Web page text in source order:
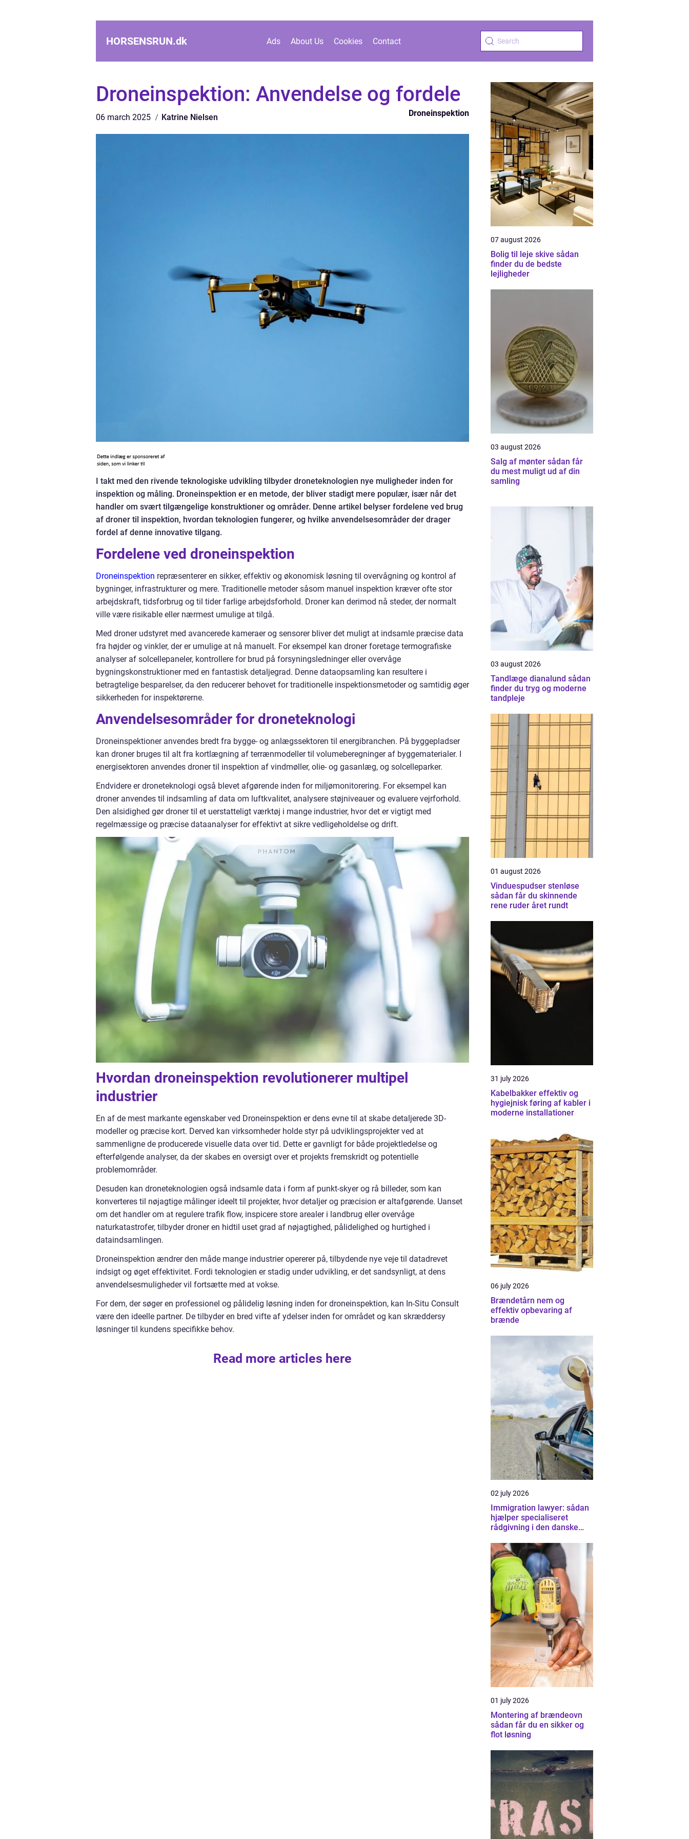
HORSENSRUN.dk Ads About Us Cookies Contact
Droneinspektion: Anvendelse og fordele
06 march 2025 Katrine Nielsen Droneinspektion
I takt med den rivende teknologiske udvikling tilbyder droneteknologien nye muligheder inden for
inspektion og måling. Droneinspektion er en metode, der bliver stadigt mere populær, især når det
handler om svært tilgængelige konstruktioner og områder. Denne artikel belyser fordelene ved brug
af droner til inspektion, hvordan teknologien fungerer, og hvilke anvendelsesområder der drager
fordel af denne innovative tilgang.
Fordelene ved droneinspektion
Droneinspektion repræsenterer en sikker, effektiv og økonomisk løsning til overvågning og kontrol af
bygninger, infrastrukturer og mere. Traditionelle metoder såsom manuel inspektion kræver ofte stor
arbejdskraft, tidsforbrug og til tider farlige arbejdsforhold. Droner kan derimod nå steder, der normalt
ville være risikable eller nærmest umulige at tilgå.
Med droner udstyret med avancerede kameraer og sensorer bliver det muligt at indsamle præcise data
fra højder og vinkler, der er umulige at nå manuelt. For eksempel kan droner foretage termografiske
analyser af solcellepaneler, kontrollere for brud på forsyningsledninger eller overvåge
bygningskonstruktioner med en fantastisk detaljegrad. Denne dataopsamling kan resultere i
betragtelige besparelser, da den reducerer behovet for traditionelle inspektionsmetoder og samtidig øger
sikkerheden for inspektørerne.
Anvendelsesområder for droneteknologi
Droneinspektioner anvendes bredt fra bygge- og anlægssektoren til energibranchen. På byggepladser
kan droner bruges til alt fra kortlægning af terrænmodeller til volumeberegninger af byggematerialer. I
energisektoren anvendes droner til inspektion af vindmøller, olie- og gasanlæg, og solcelleparker.
Endvidere er droneteknologi også blevet afgørende inden for miljømonitorering. For eksempel kan
droner anvendes til indsamling af data om luftkvalitet, analysere støjniveauer og evaluere vejrforhold.
Den alsidighed gør droner til et uerstatteligt værktøj i mange industrier, hvor det er vigtigt med
regelmæssige og præcise dataanalyser for effektivt at sikre vedligeholdelse og drift.
Hvordan droneinspektion revolutionerer multipel
industrier
En af de mest markante egenskaber ved Droneinspektion er dens evne til at skabe detaljerede 3D-
modeller og præcise kort. Derved kan virksomheder holde styr på udviklingsprojekter ved at
sammenligne de producerede visuelle data over tid. Dette er gavnligt for både projektledelse og
efterfølgende analyser, da der skabes en oversigt over et projekts fremskridt og potentielle
problemområder.
Desuden kan droneteknologien også indsamle data i form af punkt-skyer og rå billeder, som kan
konverteres til nøjagtige målinger ideelt til projekter, hvor detaljer og præcision er altafgørende. Uanset
om det handler om at regulere trafik flow, inspicere store arealer i landbrug eller overvåge
naturkatastrofer, tilbyder droner en hidtil uset grad af nøjagtighed, pålidelighed og hurtighed i
dataindsamlingen.
Droneinspektion ændrer den måde mange industrier opererer på, tilbydende nye veje til datadrevet
indsigt og øget effektivitet. Fordi teknologien er stadig under udvikling, er det sandsynligt, at dens
anvendelsesmuligheder vil fortsætte med at vokse.
For dem, der søger en professionel og pålidelig løsning inden for droneinspektion, kan In-Situ Consult
være den ideelle partner. De tilbyder en bred vifte af ydelser inden for området og kan skræddersy
løsninger til kundens specifikke behov.
Read more articles here
07 august 2026
Bolig til leje skive sådan
finder du de bedste
lejligheder
03 august 2026
Salg af mønter sådan får
du mest muligt ud af din
samling
03 august 2026
Tandlæge dianalund sådan
finder du tryg og moderne
tandpleje
01 august 2026
Vinduespudser stenløse
sådan får du skinnende
rene ruder året rundt
31 july 2026
Kabelbakker effektiv og
hygiejnisk føring af kabler i
moderne installationer
06 july 2026
Brændetårn nem og
effektiv opbevaring af
brænde
02 july 2026
Immigration lawyer: sådan
hjælper specialiseret
rådgivning i den danske
01 july 2026
Montering af brændeovn
sådan får du en sikker og
flot løsning